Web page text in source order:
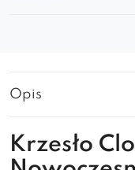
Opis
Krzesło